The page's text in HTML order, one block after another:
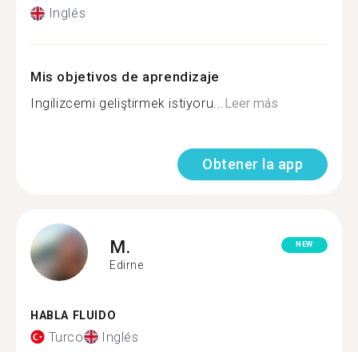
Inglés
Mis objetivos de aprendizaje
Ingilizcemi geliştirmek istiyoru...Leer más
Obtener la app
M.
Edirne
NEW
HABLA FLUIDO
Turco Inglés